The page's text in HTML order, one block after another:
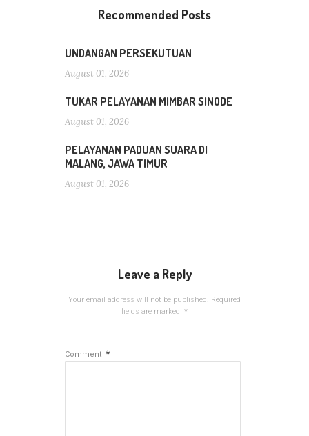
Recommended Posts
UNDANGAN PERSEKUTUAN
August 01, 2026
TUKAR PELAYANAN MIMBAR SINODE
August 01, 2026
PELAYANAN PADUAN SUARA DI
MALANG, JAWA TIMUR
August 01, 2026
Leave a Reply
Your email address will not be published. Required
fields are marked *
Comment *